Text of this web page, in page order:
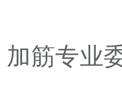
加筋专业